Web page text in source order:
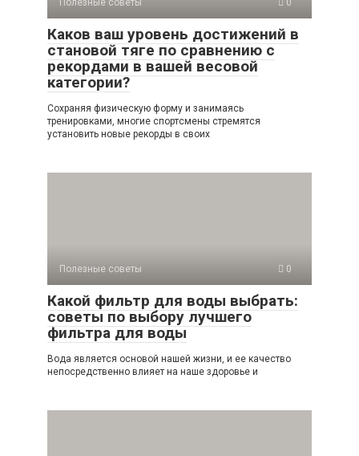
Полезные советы 0
Каков ваш уровень достижений в
становой тяге по сравнению с
рекордами в вашей весовой
категории?
Сохраняя физическую форму и занимаясь
тренировками, многие спортсмены стремятся
установить новые рекорды в своих
Полезные советы 0
Какой фильтр для воды выбрать:
советы по выбору лучшего
фильтра для воды
Вода является основой нашей жизни, и ее качество
непосредственно влияет на наше здоровье и